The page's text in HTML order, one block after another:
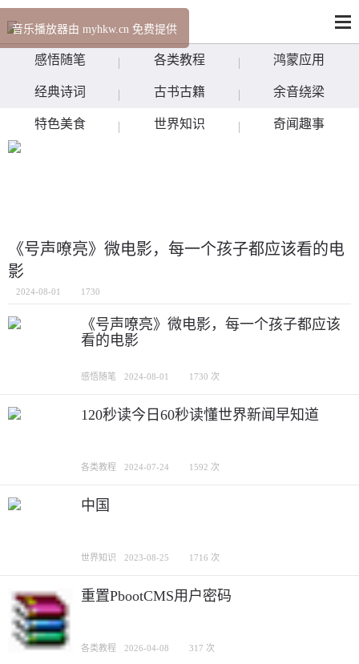
感悟随笔 各类教程 鸿蒙应用
经典诗词 古书古籍 余音绕梁
特色美食 世界知识 奇闻趣事
《号声嘹亮》微电影，每一个孩子都应该看的电
影
2024-08-01 1730
《号声嘹亮》微电影，每一个孩子都应该
看的电影
感悟随笔 2024-08-01 1730 次
120秒读今日60秒读懂世界新闻早知道
各类教程 2024-07-24 1592 次
中国
世界知识 2023-08-25 1716 次
重置PbootCMS用户密码
各类教程 2026-04-08 317 次
音乐播放器由 myhkw.cn 免费提供